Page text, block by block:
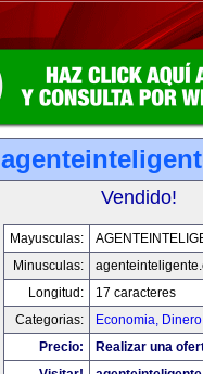
Vendido!
Mayusculas:
Minusculas:
Longitud:
17 caracteres
Categorias:
Economia,
Precio:
Realizar una